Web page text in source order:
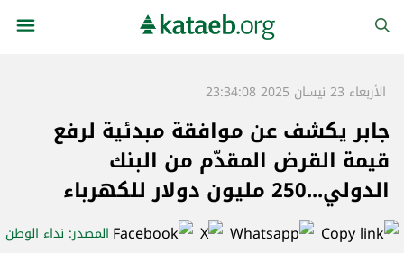
الأربعاء 23 نيسان 2025 23:34:08
جابر يكشف عن موافقة مبدئية لرفع
قيمة القرض المقدّم من البنك
الدولي...250 مليون دولار للكهرباء
المصدر: نداء الوطن